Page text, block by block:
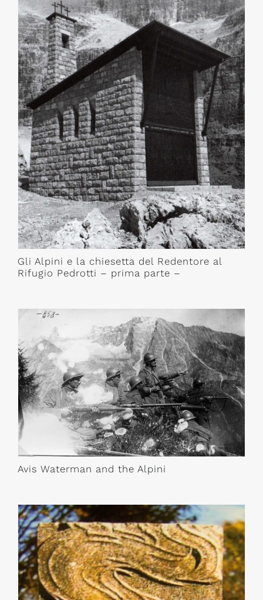
Gli Alpini e la chiesetta del Redentore al
Rifugio Pedrotti – prima parte –
Avis Waterman and the Alpini